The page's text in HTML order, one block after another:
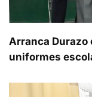
Arranca Durazo
uniformes